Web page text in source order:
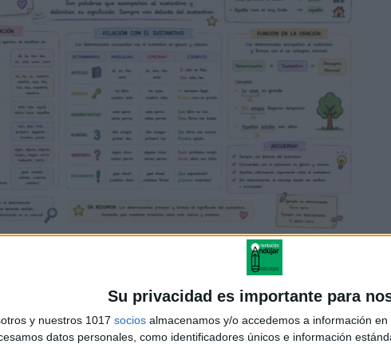
Su privacidad es importante para
y nuestros 1017 socios almacenamos y/o accedemos a información
datos personales, como identificadores únicos e información